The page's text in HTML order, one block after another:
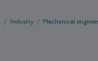
Industry Mechanical